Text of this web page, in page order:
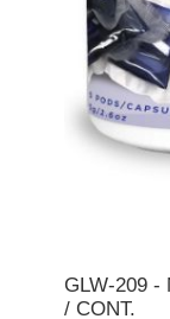
GLW-209 -
/ CONT.